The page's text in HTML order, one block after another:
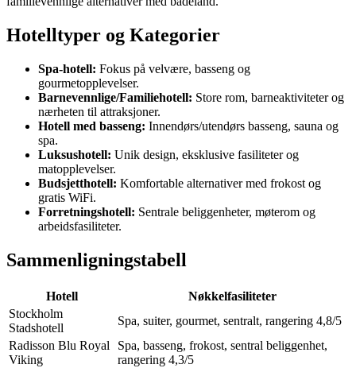
Hotelltyper og Kategorier
Spa-hotell: Fokus på velvære, basseng og
gourmetopplevelser.
Barnevennlige/Familiehotell: Store rom, barneaktiviteter og
nærheten til attraksjoner.
Hotell med basseng: Innendørs/utendørs basseng, sauna og
spa.
Luksushotell: Unik design, eksklusive fasiliteter og
matopplevelser.
Budsjetthotell: Komfortable alternativer med frokost og
gratis WiFi.
Forretningshotell: Sentrale beliggenheter, møterom og
arbeidsfasiliteter.
Sammenligningstabell
Hotell
Nøkkelfasiliteter
Stockholm
Stadshotell
Spa, suiter, gourmet, sentralt, rangering 4,8/5
Radisson Blu Royal
Viking
Spa, basseng, frokost, sentral beliggenhet,
rangering 4,3/5